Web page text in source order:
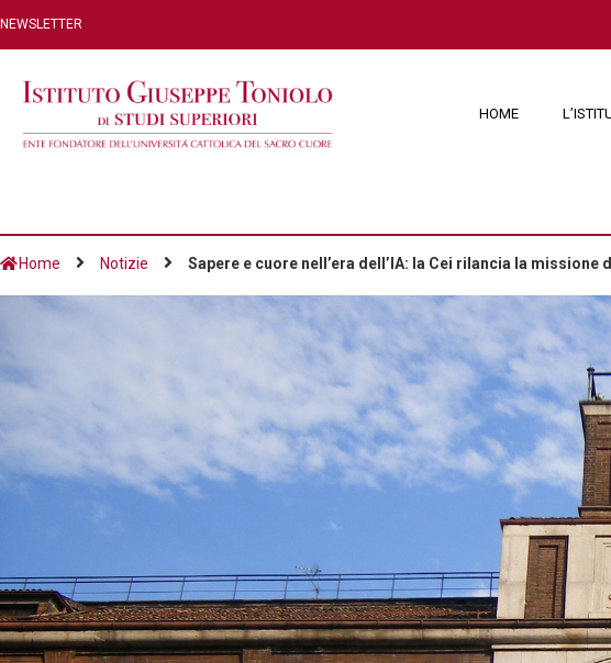
NEWSLETTER
HOME
Home Notizie Sapere e cuore nell’era dell’IA: la Cei rilancia la missione